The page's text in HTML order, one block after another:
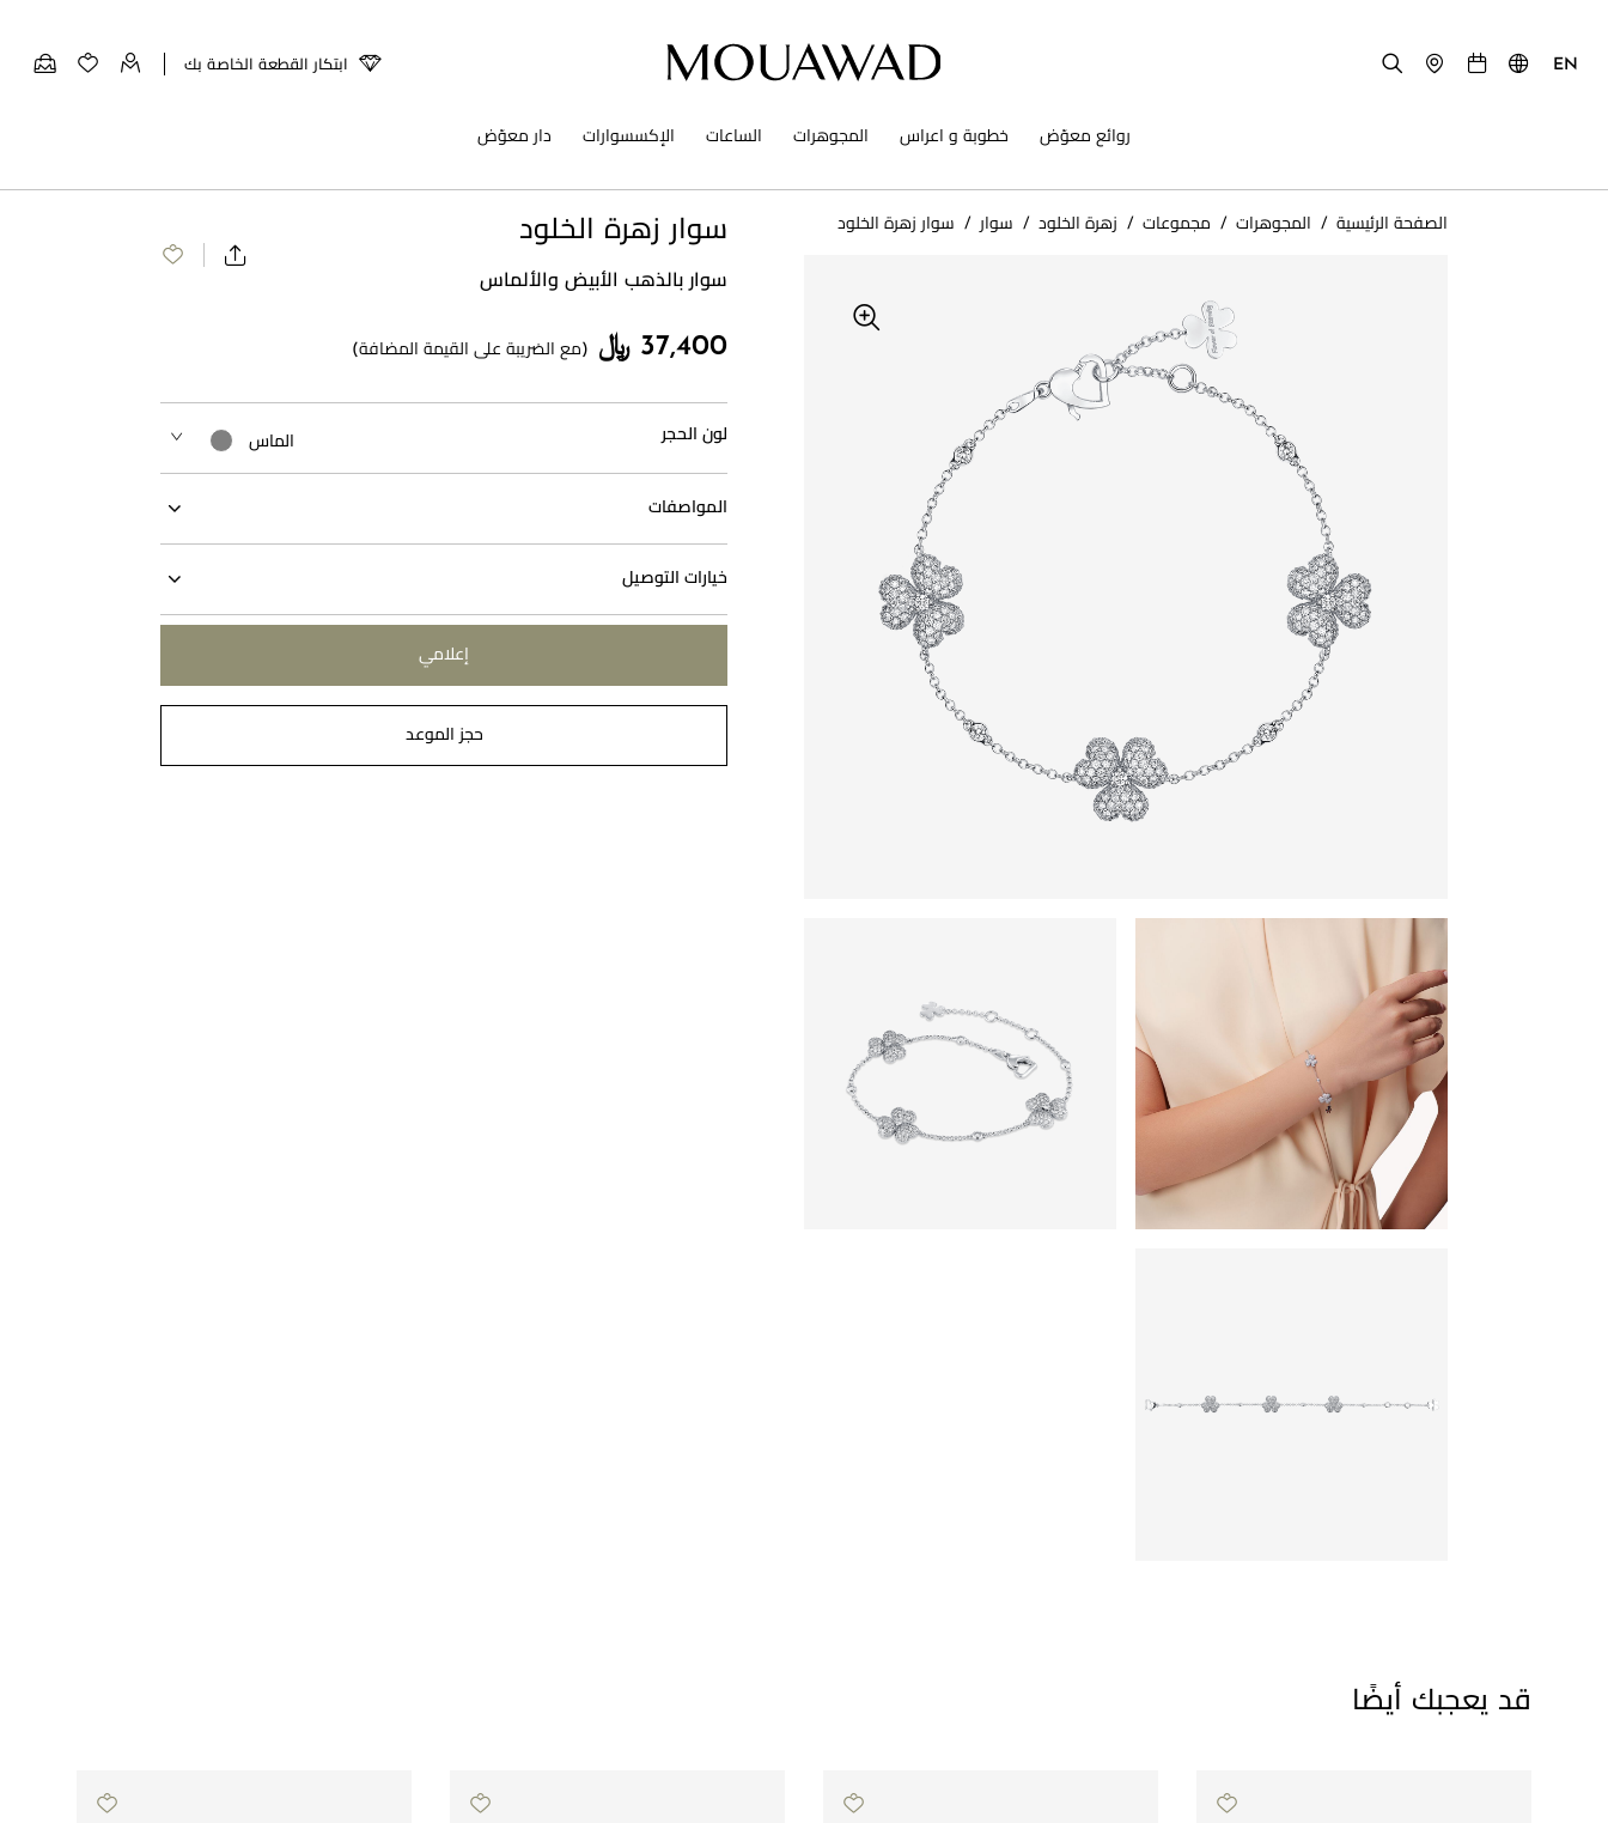
EN ابتكار القطعة الخاصة بك
روائع معوّض خطوبة و اعراس المجوهرات الساعات الإكسسوارات دار معوّض
الصفحة الرئيسية / المجوهرات / مجموعات / زهرة الخلود / سوار / سوار زهرة الخلود سوار زهرة الخلود
سوار بالذهب الأبيض والألماس
37,400 ﷼ (مع الضريبة على القيمة المضافة)
لون الحجر الماس
المواصفات
خيارات التوصيل
إعلامي
حجز الموعد
قد يعجبك أيضًا